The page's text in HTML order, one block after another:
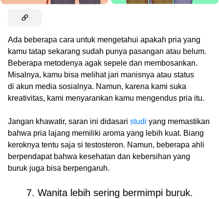
Ada beberapa cara untuk mengetahui apakah pria yang
kamu tatap sekarang sudah punya pasangan atau belum.
Beberapa metodenya agak sepele dan membosankan.
Misalnya, kamu bisa melihat jari manisnya atau status
di akun media sosialnya. Namun, karena kami suka
kreativitas, kami menyarankan kamu mengendus pria itu.
Jangan khawatir, saran ini didasari studi yang memastikan
bahwa pria lajang memiliki aroma yang lebih kuat. Biang
keroknya tentu saja si testosteron. Namun, beberapa ahli
berpendapat bahwa kesehatan dan kebersihan yang
buruk juga bisa berpengaruh.
7. Wanita lebih sering bermimpi buruk.